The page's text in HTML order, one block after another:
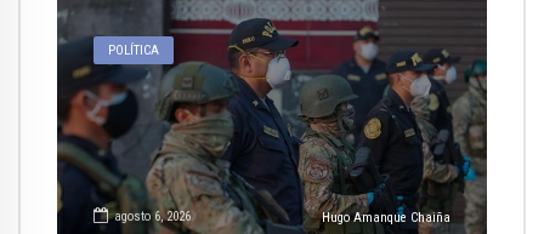
POLÍTICA
agosto 6, 2026 Hugo Amanque Chaiña